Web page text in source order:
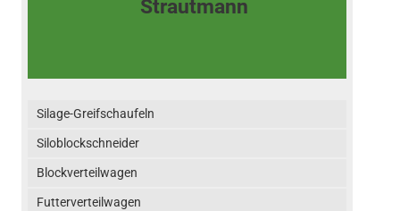
Silage-Greifschaufeln
Siloblockschneider
Blockverteilwagen
Futterverteilwagen